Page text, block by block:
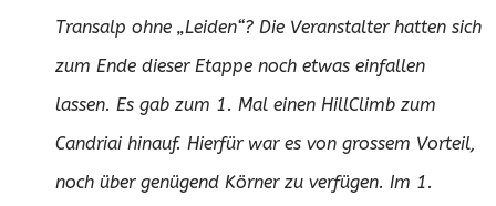
Transalp ohne „Leiden“? Die Veranstalter hatten sich
zum Ende dieser Etappe noch etwas einfallen
lassen. Es gab zum 1. Mal einen HillClimb zum
Candriai hinauf. Hierfür war es von grossem Vorteil,
noch über genügend Körner zu verfügen. Im 1.